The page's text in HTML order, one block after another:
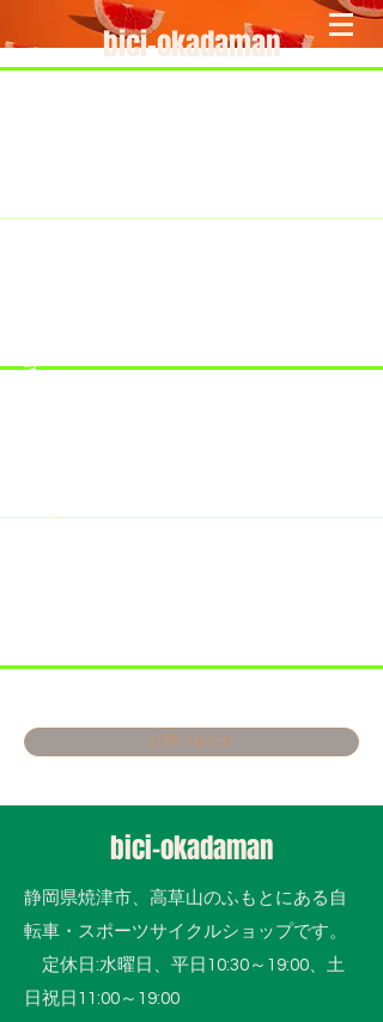
bici-okadaman
す。
お問い合わせ
bici-okadaman
静岡県焼津市、高草山のふもとにある自
転車・スポーツサイクルショップです。
​ 定休日:水曜日、平日10:30～19:00、土
日祝日11:00～19:00